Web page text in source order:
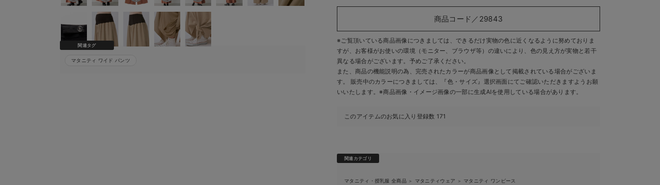
関連タグ
マタニティ ワイド パンツ
商品コード／29843
※ご覧頂いている商品画像につきましては、できるだけ実物の色に近くなるように努めておりま
すが、 お客様がお使いの環境（モニター、ブラウザ等）の違いにより、色の見え方が実物と若干
異なる場合がございます。予めご了承ください。
また、商品の機能説明の為、完売されたカラーが商品画像として掲載されている場合がございま
す。 販売中のカラーにつきましては、『色・サイズ』選択画面にてご確認いただきますようお願
いいたします。 ※商品画像・イメージ画像の一部に生成AIを使用している場合があります。
このアイテムのお気に入り登録数 171
関連カテゴリ
マタニティ・授乳服 全商品 ＞ マタニティウェア ＞ マタニティ ワンピース